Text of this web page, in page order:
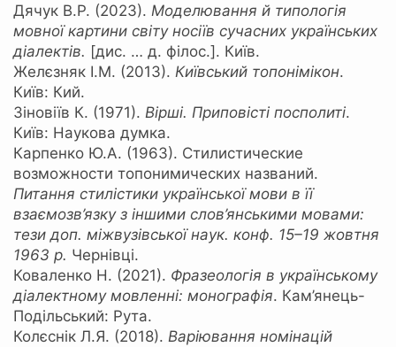
Дячук В.Р. (2023). Моделювання й типологія
мовної картини світу носіїв сучасних українських
діалектів. [дис. … д. філос.]. Київ.
Желєзняк І.М. (2013). Київський топонімікон.
Київ: Кий.
Зіновіїв К. (1971). Вірші. Приповісті посполиті.
Київ: Наукова думка.
Карпенко Ю.А. (1963). Стилистические
возможности топонимических названий.
Питання стилістики української мови в її
взаємозв’язку з іншими слов’янськими мовами:
тези доп. міжвузівської наук. конф. 15–19 жовтня
1963 р. Чернівці.
Коваленко Н. (2021). Фразеологія в українському
діалектному мовленні: монографія. Кам’янець-
Подільський: Рута.
Колєснік Л.Я. (2018). Варіювання номінацій